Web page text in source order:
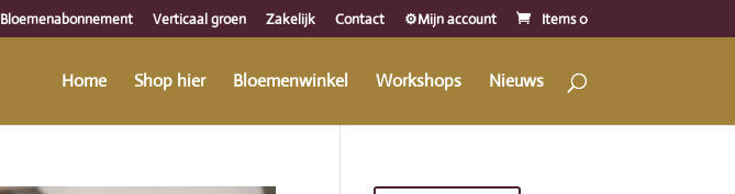
Bloemenabonnement Verticaal groen Zakelijk Contact ⚙️Mijn account Items 0
Home Shop hier Bloemenwinkel Workshops Nieuws